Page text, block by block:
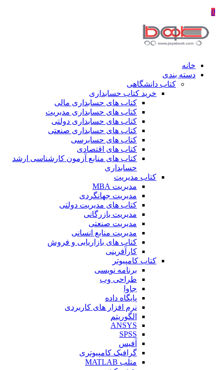
0
خانه
دسته بندی
کتاب دانشگاهی
خرید کتاب حسابداری
کتاب های حسابداری مالی
کتاب های حسابداری مدیریت
کتاب های حسابداری دولتی
کتاب های حسابداری صنعتی
کتاب های حسابرسی
کتاب های اقتصادی
کتاب های منابع آزمون کارشناسی ارشد
حسابداری
کتاب مدیریت
مدیریت MBA
مدیریت جهانگردی
کتاب های مدیریت دولتی
مدیریت بازرگانی
مدیریت صنعتی
مدیریت منابع انسانی
کتاب های بازاریابی و فروش
کارآفرینی
کتاب کامپیوتر
برنامه نویسی
طراحی وب
جاوا
پایگاه داده
نرم افزار های کاربردی
الگوریتم
ANSYS
SPSS
آفیس
گرافیک کامپیوتری
متلب MATLAB